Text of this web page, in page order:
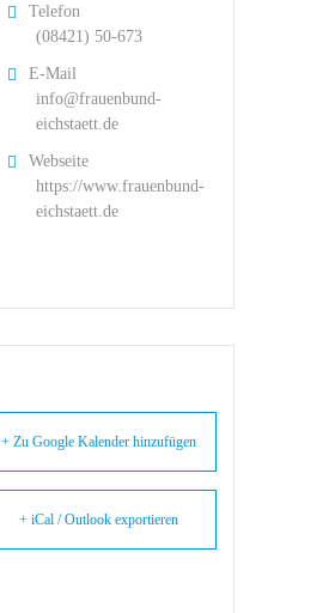
Telefon
(08421) 50-673
E-Mail
info@frauenbund-
eichstaett.de
Webseite
https://www.frauenbund-
eichstaett.de
+ Zu Google Kalender hinzufügen
+ iCal / Outlook exportieren